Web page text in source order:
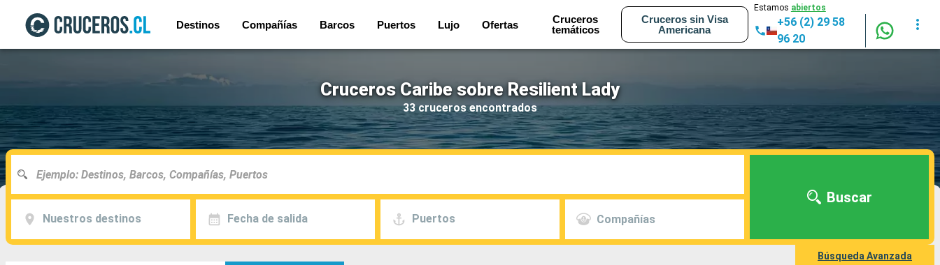
Destinos Compañías Barcos Puertos Lujo Ofertas
Cruceros
temáticos
Cruceros sin Visa
Americana
Estamos abiertos
+56 (2) 29 58
96 20
Cruceros Caribe sobre Resilient Lady
33 cruceros encontrados
Nuestros destinos Fecha de salida Puertos Compañías
Buscar
Búsqueda Avanzada